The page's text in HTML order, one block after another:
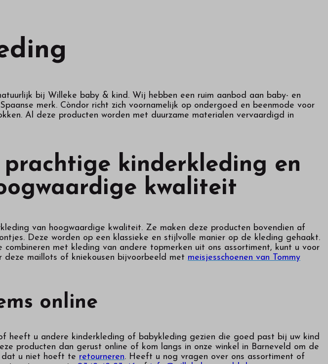
bij Willeke baby & kind. Wij hebben een ruim aanbod aan baby- en
merk. Còndor richt zich voornamelijk op ondergoed en beenmode voor
Al deze producten worden met duurzame materialen vervaardigd in
kinderkleding en
kwaliteit
van hoogwaardige kwaliteit. Ze maken deze producten bovendien af
Deze worden op een klassieke en stijlvolle manier op de kleding gehaakt.
met kleding van andere topmerken uit ons assortiment, kunt u voor
deze maillots of kniekousen bijvoorbeeld met meisjesschoenen van Tommy
online
heeft u andere kinderkleding of babykleding gezien die goed past bij uw kind
producten dan gerust online of kom langs in onze winkel in Barneveld om de
dat u niet hoeft te retourneren. Heeft u nog vragen over ons assortiment of